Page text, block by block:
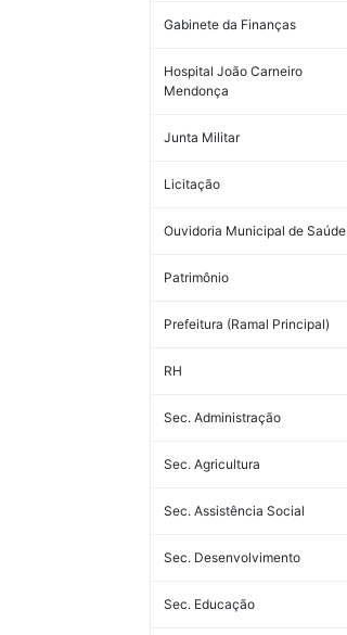
Gabinete da Finanças
Hospital João Carneiro
Mendonça
Junta Militar
Licitação
Ouvidoria Municipal de Saúde
Patrimônio
Prefeitura (Ramal Principal)
RH
Sec. Administração
Sec. Agricultura
Sec. Assistência Social
Sec. Desenvolvimento
Sec. Educação